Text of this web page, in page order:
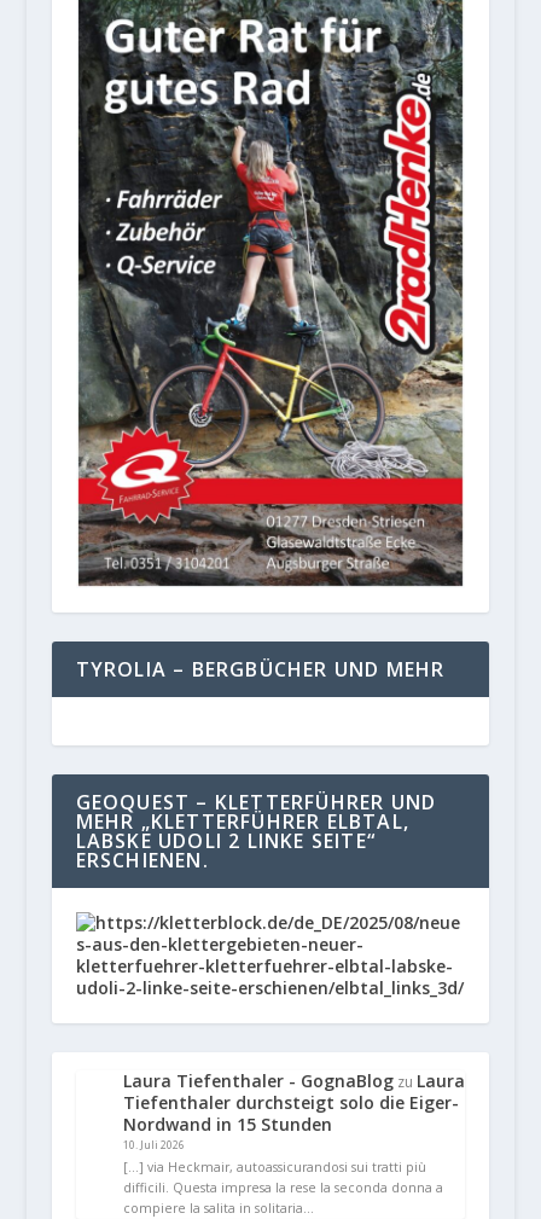
TYROLIA – BERGBÜCHER UND MEHR
GEOQUEST – KLETTERFÜHRER UND
MEHR „KLETTERFÜHRER ELBTAL,
LABSKE UDOLI 2 LINKE SEITE“
ERSCHIENEN.
Laura Tiefenthaler - GognaBlogzu Laura
Tiefenthaler durchsteigt solo die Eiger-
Nordwand in 15 Stunden
10. Juli 2026
[…] via Heckmair, autoassicurandosi sui tratti più
difficili. Questa impresa la rese la seconda donna a
compiere la salita in solitaria…